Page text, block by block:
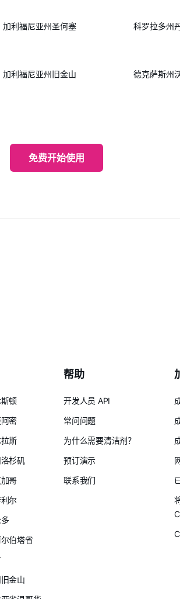
加利福尼亚州圣何塞 科罗拉多州
加利福尼亚州旧金山 德克萨斯州
免费开始使用
顿
密
斯
杉矶
哥
尔
伯塔省
金山
帮助
开发人员 API
常问问题
为什么需要清洁剂？
预订演示
联系我们